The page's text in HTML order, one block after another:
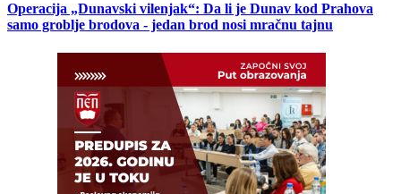
Operacija „Dunavski vilenjak“: Da li je Dunav kod Prahova
samo groblje brodova - jedan brod nosi mračnu tajnu